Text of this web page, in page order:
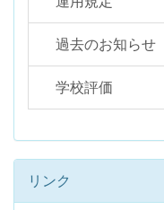
過去のお知らせ
学校評価
リンク